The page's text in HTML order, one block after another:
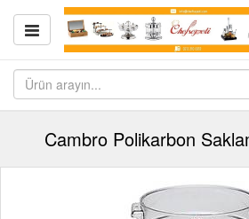
Cambro Polikarbon